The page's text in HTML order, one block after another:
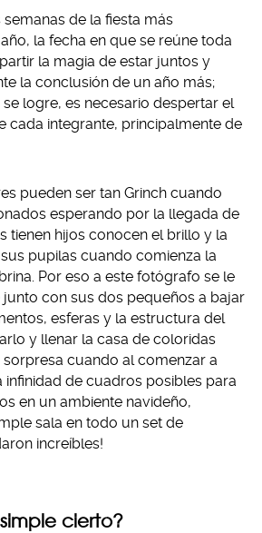
de la fiesta más
la fecha en que se reúne toda
la magia de estar juntos y
la conclusión de un año más;
logre, es necesario despertar el
cada integrante, principalmente de
pueden ser tan Grinch cuando
esperando por la llegada de
tienen hijos conocen el brillo y la
pupilas cuando comienza la
Por eso a este fotógrafo se le
con sus dos pequeños a bajar
esferas y la estructura del
y llenar la casa de coloridas
sorpresa cuando al comenzar a
de cuadros posibles para
en un ambiente navideño,
sala en todo un set de
increíbles!
cierto?